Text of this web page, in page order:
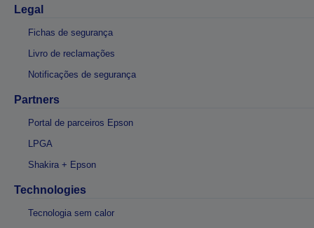
Legal
Fichas de segurança
Livro de reclamações
Notificações de segurança
Partners
Portal de parceiros Epson
LPGA
Shakira + Epson
Technologies
Tecnologia sem calor